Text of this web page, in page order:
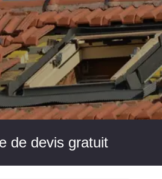
de devis gratuit